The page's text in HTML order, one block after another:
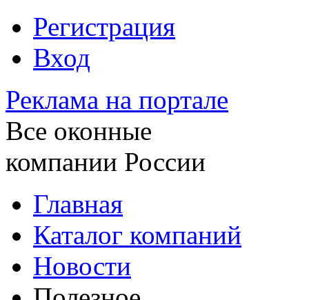
Регистрация
Вход
Реклама на портале
Все оконные
компании России
Главная
Каталог компаний
Новости